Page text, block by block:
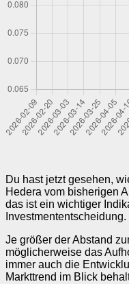
Du hast jetzt gesehen,
Hedera vom bisherigen
das ist ein wichtiger
Investmententscheidung.
Je größer der Abstand
möglicherweise das
immer auch die
Markttrend im Blick